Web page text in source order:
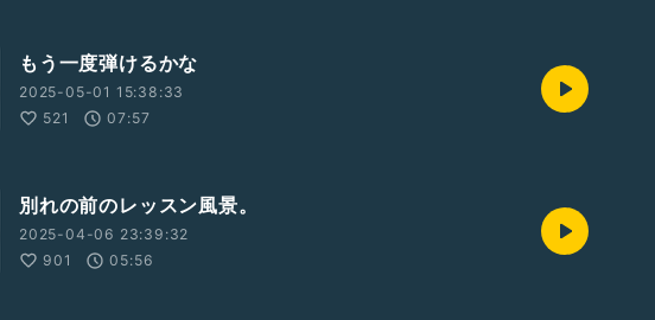
もう一度弾けるかな
2025-05-01 15:38:33
521
07:57
別れの前のレッスン風景。
2025-04-06 23:39:32
901
05:56